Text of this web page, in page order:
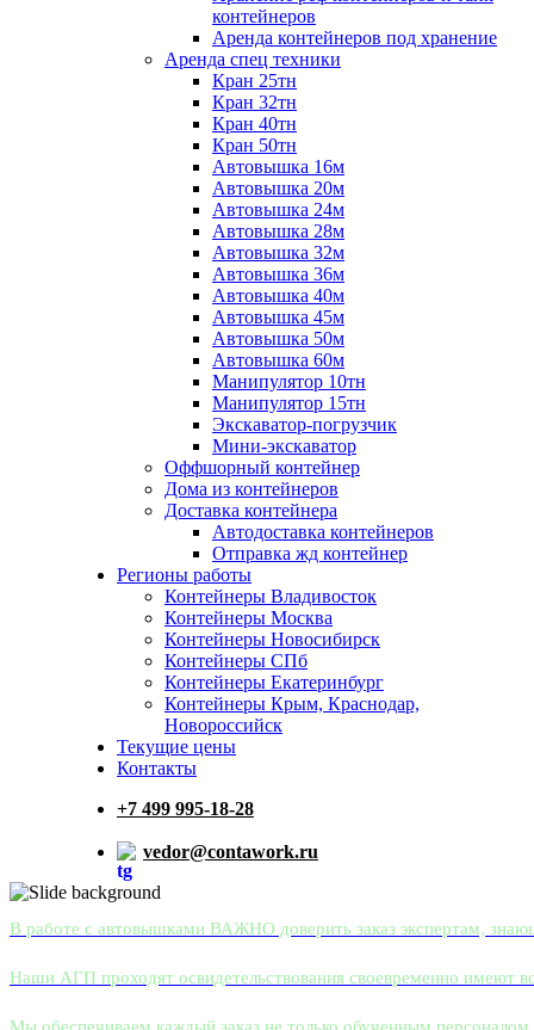
контейнеров
Аренда контейнеров под хранение
Аренда спец техники
Кран 25тн
Кран 32тн
Кран 40тн
Кран 50тн
Автовышка 16м
Автовышка 20м
Автовышка 24м
Автовышка 28м
Автовышка 32м
Автовышка 36м
Автовышка 40м
Автовышка 45м
Автовышка 50м
Автовышка 60м
Манипулятор 10тн
Манипулятор 15тн
Экскаватор-погрузчик
Мини-экскаватор
Оффшорный контейнер
Дома из контейнеров
Доставка контейнера
Автодоставка контейнеров
Отправка жд контейнер
Регионы работы
Контейнеры Владивосток
Контейнеры Москва
Контейнеры Новосибирск
Контейнеры СПб
Контейнеры Екатеринбург
Контейнеры Крым, Краснодар,
Новороссийск
Текущие цены
Контакты
+7 499 995-18-28
vedor@contawork.ru
В работе с автовышками ВАЖНО доверить заказ экспертам,
Наши АГП проходят освидетельствования своевременно имеют